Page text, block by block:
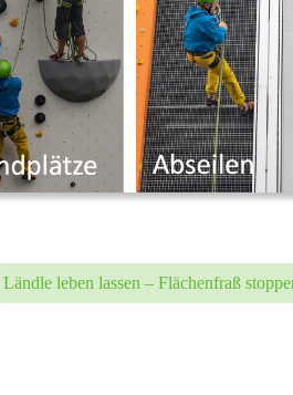
Ländle leben lassen – Flächenfraß